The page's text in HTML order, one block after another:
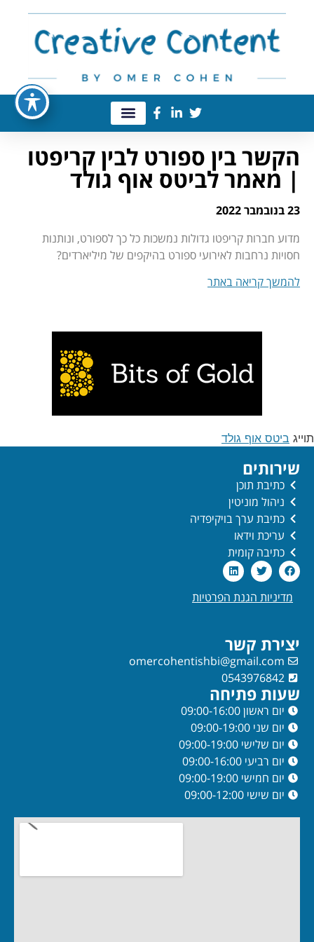
הקשר בין ספורט לבין קריפטו
| מאמר לביטס אוף גולד
23 בנובמבר 2022
מדוע חברות קריפטו גדולות נמשכות כל כך לספורט, ונותנות
חסויות נרחבות לאירועי ספורט בהיקפים של מיליארדים?
להמשך קריאה באתר
תוייג ביטס אוף גולד
שירותים
כתיבת תוכן
ניהול מוניטין
כתיבת ערך בויקיפדיה
עריכת וידאו
כתיבה קומית
מדיניות הגנת הפרטיות
יצירת קשר
omercohentishbi@gmail.com
0543976842
שעות פתיחה
יום ראשון 09:00-16:00
יום שני 09:00-19:00
יום שלישי 09:00-19:00
יום רביעי 09:00-16:00
יום חמישי 09:00-19:00
יום שישי 09:00-12:00